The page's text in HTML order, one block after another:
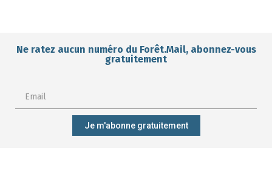
Ne ratez aucun numéro du Forêt.Mail, abonnez-vous
gratuitement
Je m'abonne gratuitement